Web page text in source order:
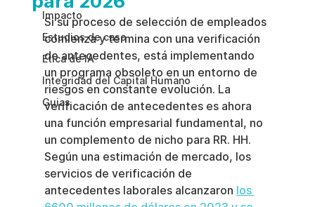
Impacto
Estudios de caso
Etica de IA
Integridad del Capital Humano
Guias
Si su proceso de selección de empleados
comienza y termina con una verificación
de antecedentes, está implementando
un programa obsoleto en un entorno de
riesgos en constante evolución. La
verificación de antecedentes es ahora
una función empresarial fundamental, no
un complemento de nicho para RR. HH.
Según una estimación de mercado, los
servicios de verificación de
antecedentes laborales alcanzaron los